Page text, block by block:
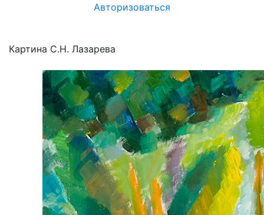
Авторизоваться
Картина С.Н. Лазарева